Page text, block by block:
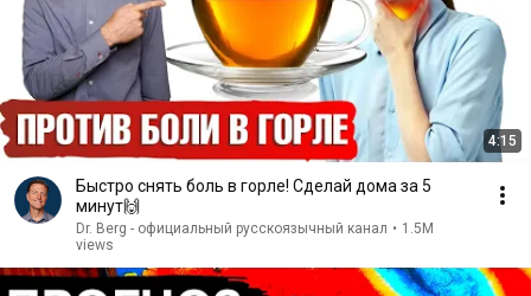
4:15
Быстро снять боль в горле! Сделай дома за 5
минут🙌
Dr. Berg - официальный русскоязычный канал • 1.5M
views